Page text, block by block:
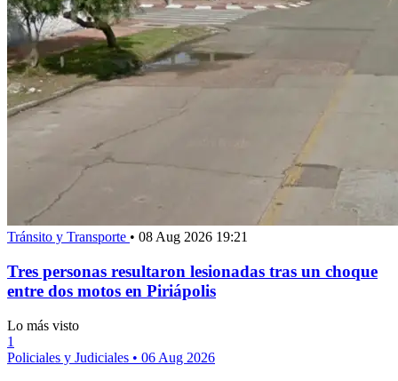
Tránsito y Transporte • 08 Aug 2026 19:21
Tres personas resultaron lesionadas tras un choque
entre dos motos en Piriápolis
Lo más visto
1
Policiales y Judiciales • 06 Aug 2026